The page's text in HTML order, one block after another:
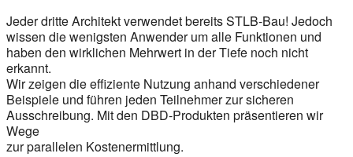
Jeder dritte Architekt verwendet bereits STLB-Bau! Jedoch
wissen die wenigsten Anwender um alle Funktionen und
haben den wirklichen Mehrwert in der Tiefe noch nicht
erkannt.
Wir zeigen die effiziente Nutzung anhand verschiedener
Beispiele und führen jeden Teilnehmer zur sicheren
Ausschreibung. Mit den DBD-Produkten präsentieren wir
Wege
zur parallelen Kostenermittlung.